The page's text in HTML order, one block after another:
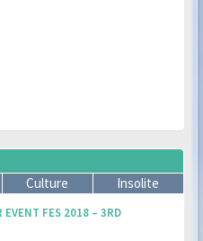
Culture Insolite
EVENT FES 2018 – 3RD